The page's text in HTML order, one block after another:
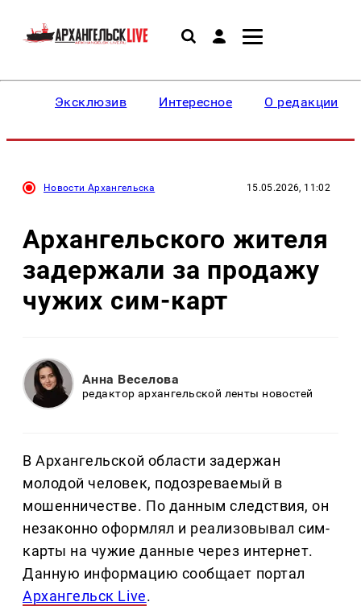
Эксклюзив Интересное О редакции
Новости Архангельска 15.05.2026, 11:02
Архангельского жителя
задержали за продажу
чужих сим-карт
Анна Веселова
редактор архангельской ленты новостей
В Архангельской области задержан
молодой человек, подозреваемый в
мошенничестве. По данным следствия, он
незаконно оформлял и реализовывал сим-
карты на чужие данные через интернет.
Данную информацию сообщает портал
Архангельск Live.